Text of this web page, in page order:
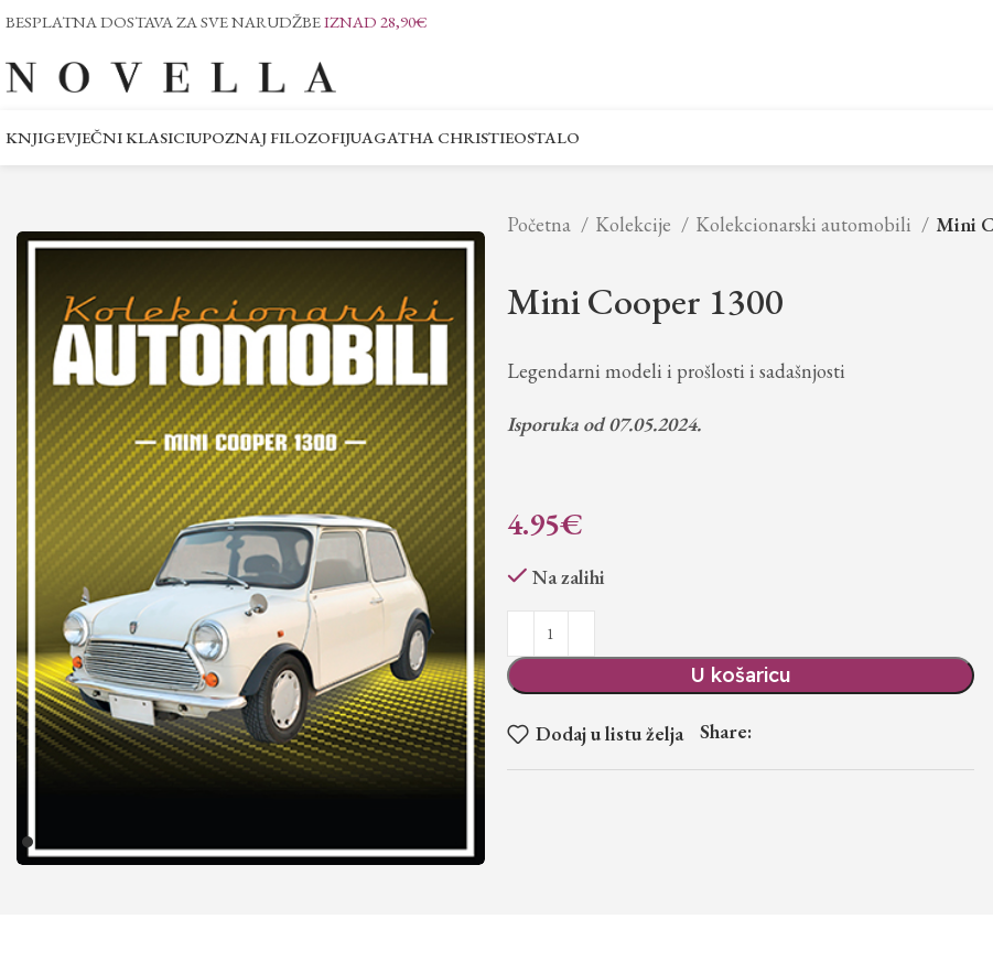
BESPLATNA DOSTAVA ZA SVE NARUDŽBEIZNAD 28,90€
KNJIGEVJEČNI KLASICIUPOZNAJ FILOZOFIJUAGATHA CHRISTIEOSTALO
Početna Kolekcije Kolekcionarski automobili Mini
Mini Cooper 1300
Legendarni modeli i prošlosti i sadašnjosti
Isporuka od 07.05.2024.
4.95€
Na zalihi
U košaricu
Dodaj u listu želja Share: